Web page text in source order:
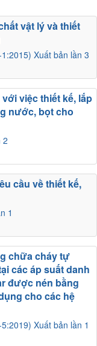
Xuất bản lần 3
vật lý và thiết
2
việc thiết kế, lắp
nước, bọt cho
1
cầu về thiết kế,
Xuất bản lần 1
chữa cháy tự
các áp suất danh
được nén bằng
cho các hệ